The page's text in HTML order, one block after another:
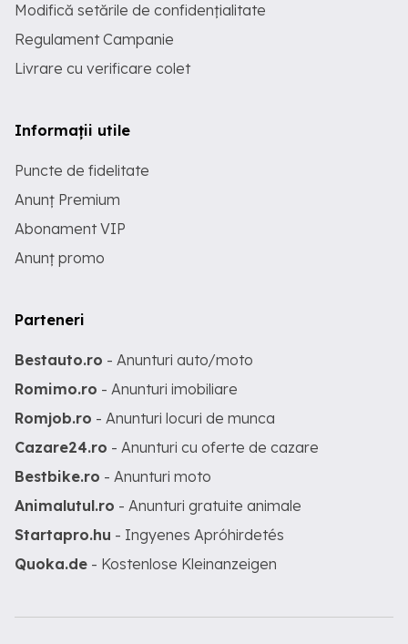
Modifică setările de confidențialitate
Regulament Campanie
Livrare cu verificare colet
Informații utile
Puncte de fidelitate
Anunț Premium
Abonament VIP
Anunț promo
Parteneri
Bestauto.ro - Anunturi auto/moto
Romimo.ro - Anunturi imobiliare
Romjob.ro - Anunturi locuri de munca
Cazare24.ro - Anunturi cu oferte de cazare
Bestbike.ro - Anunturi moto
Animalutul.ro - Anunturi gratuite animale
Startapro.hu - Ingyenes Apróhirdetés
Quoka.de - Kostenlose Kleinanzeigen